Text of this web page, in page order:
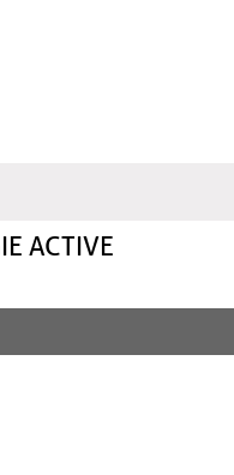
ACTIVE